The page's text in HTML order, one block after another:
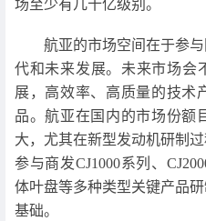
场至少有几十亿级别。
航亚的市场空间在于参与
代和未来发展。未来市场会
展，高效率、高质量的技术
品。航亚在国内的市场份额
大，尤其在新型发动机研制
参与商发CJ1000系列、
体叶盘等多种类型关键产品
基础。